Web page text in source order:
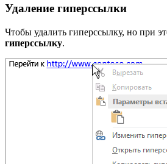
Удаление гиперссылки
Чтобы удалить гиперссылку, но при
гиперссылку.